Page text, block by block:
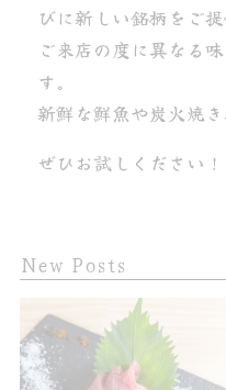
びに新しい銘柄をご提
ご来店の度に異なる
す。
新鮮な鮮魚や炭火焼
ぜひお試しください！
New Posts